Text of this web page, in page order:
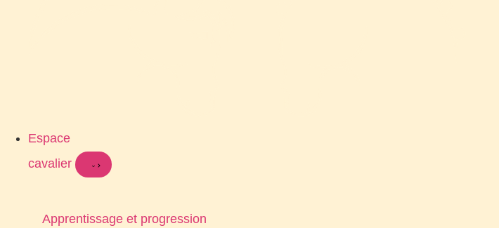
Espace
cavalier
Apprentissage et progression